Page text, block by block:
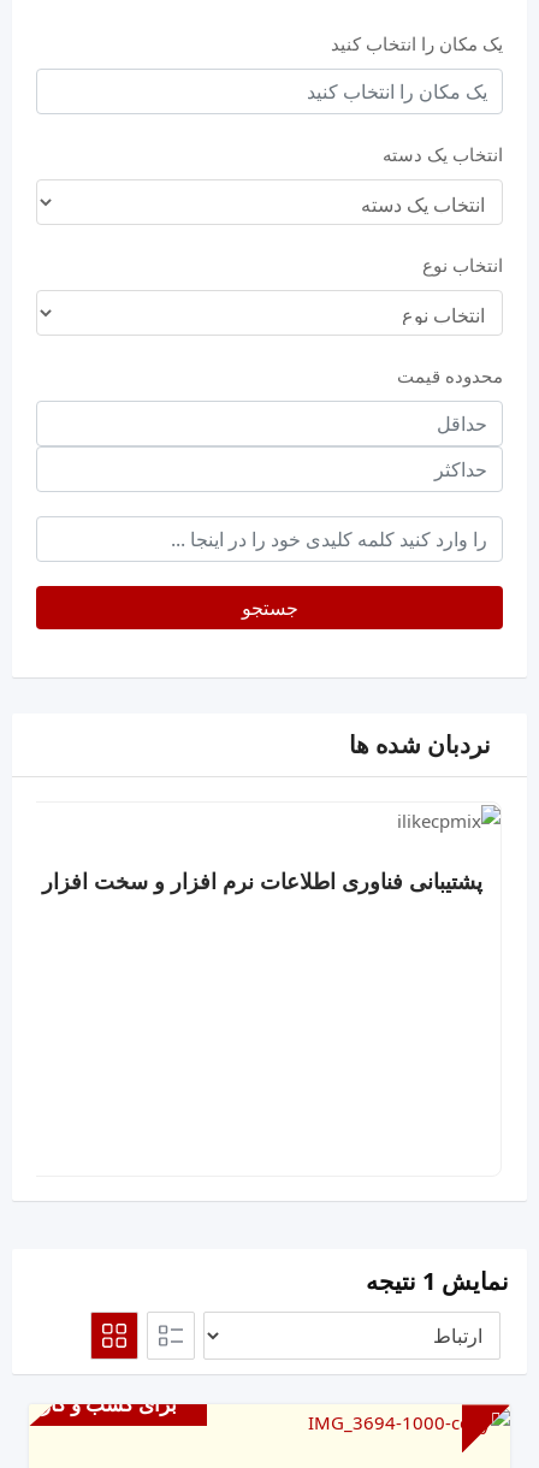
یک مکان را انتخاب کنید
انتخاب یک دسته
انتخاب نوع
محدوده قیمت
حداقل
قیمت
حداکثر
keyword
جستجو
نردبان شده ها
پشتیبانی فناوری اطلاعات نرم افزار و سخت افزار
نمایش 1 نتیجه
برای کسب و کار